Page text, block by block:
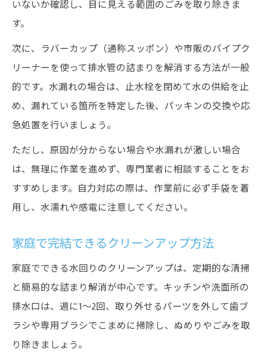
いないか確認し、目に見える範囲のごみを取り除きま
す。
次に、ラバーカップ（通称スッポン）や市販のパイプク
リーナーを使って排水管の詰まりを解消する方法が一般
的です。水漏れの場合は、止水栓を閉めて水の供給を止
め、漏れている箇所を特定した後、パッキンの交換や応
急処置を行いましょう。
ただし、原因が分からない場合や水漏れが激しい場合
は、無理に作業を進めず、専門業者に相談することをお
すすめします。自力対応の際は、作業前に必ず手袋を着
用し、水濡れや感電に注意してください。
家庭で完結できるクリーンアップ方法
家庭でできる水回りのクリーンアップは、定期的な清掃
と簡易的な詰まり解消が中心です。キッチンや洗面所の
排水口は、週に1～2回、取り外せるパーツを外して歯ブ
ラシや専用ブラシでこまめに掃除し、ぬめりやごみを取
り除きましょう。